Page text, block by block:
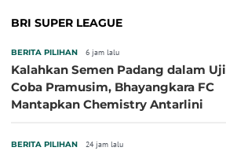
BRI SUPER LEAGUE
BERITA PILIHAN 6 jam lalu
Kalahkan Semen Padang dalam Uji
Coba Pramusim, Bhayangkara FC
Mantapkan Chemistry Antarlini
BERITA PILIHAN 24 jam lalu